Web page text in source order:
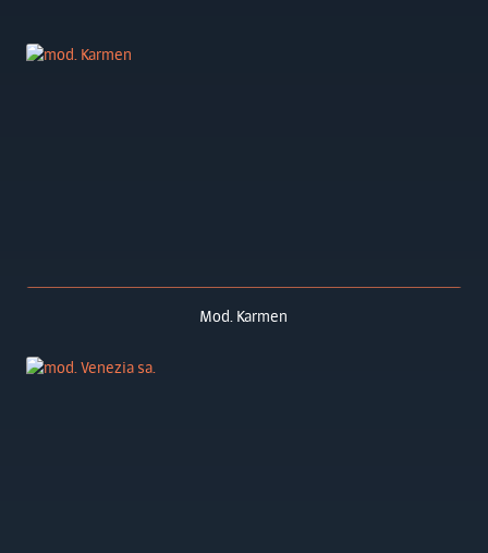
Mod. Karmen